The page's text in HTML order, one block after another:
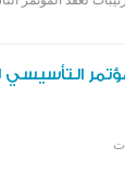
التأسيسي